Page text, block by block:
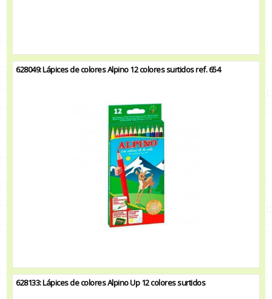
628049: Lápices de colores Alpino 12 colores surtidos ref. 654
628133: Lápices de colores Alpino Up 12 colores surtidos